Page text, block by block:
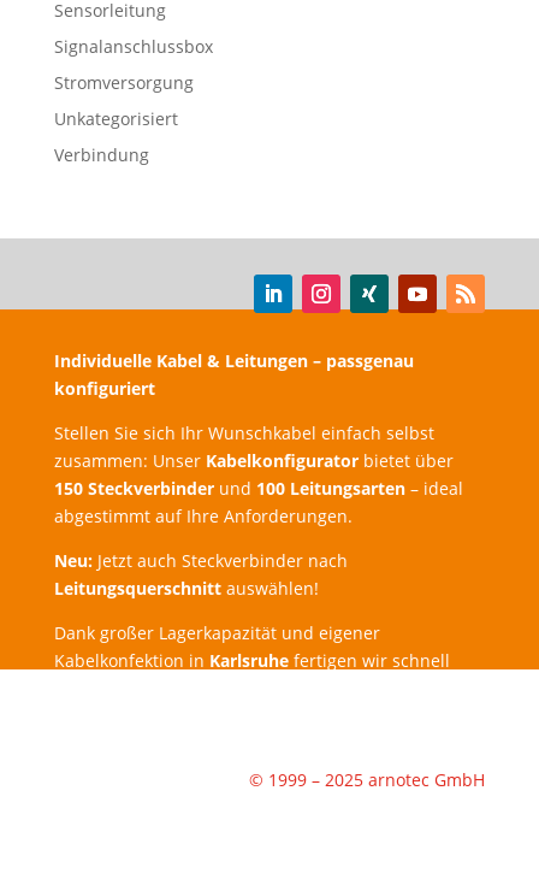
Sensorleitung
Signalanschlussbox
Stromversorgung
Unkategorisiert
Verbindung
Individuelle Kabel & Leitungen – passgenau
konfiguriert
Stellen Sie sich Ihr Wunschkabel einfach selbst
zusammen: Unser Kabelkonfiguratorbietet über
150 Steckverbinderund 100 Leitungsarten– ideal
abgestimmt auf Ihre Anforderungen.
Neu:Jetzt auch Steckverbinder nach
Leitungsquerschnittauswählen!
Dank großer Lagerkapazität und eigener
Kabelkonfektion in Karlsruhefertigen wir schnell
© 1999 – 2025 arnotec GmbH